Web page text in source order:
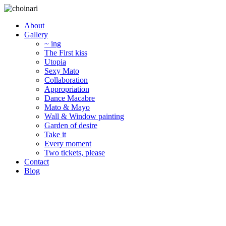
About
Gallery
~ ing
The First kiss
Utopia
Sexy Mato
Collaboration
Appropriation
Dance Macabre
Mato & Mayo
Wall & Window painting
Garden of desire
Take it
Every moment
Two tickets, please
Contact
Blog